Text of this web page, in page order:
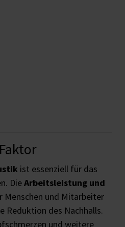
ist essenziell für das
DieArbeitsleistung und
Menschen und Mitarbeiter
Reduktion des Nachhalls.
und weitere